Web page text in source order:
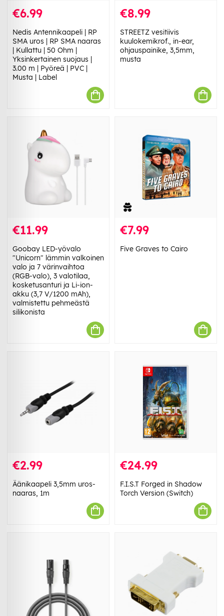
€6.99
Nedis Antennikaapeli | RP
SMA uros | RP SMA naaras
| Kullattu | 50 Ohm |
Yksinkertainen suojaus |
3.00 m | Pyöreä | PVC |
Musta | Label
€8.99
STREETZ vesitiivis
kuulokemikrof., in-ear,
ohjauspainike, 3,5mm,
musta
€11.99
Goobay LED-yövalo
"Unicorn" lämmin valkoinen
valo ja 7 värinvaihtoa
(RGB-valo), 3 valotilaa,
kosketusanturi ja Li-ion-
akku (3,7 V/1200 mAh),
valmistettu pehmeästä
silikonista
€7.99
Five Graves to Cairo
€2.99
Äänikaapeli 3,5mm uros-
naaras, 1m
€24.99
F.I.S.T Forged in Shadow
Torch Version (Switch)